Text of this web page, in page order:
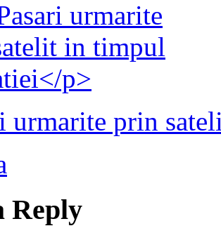
urmarite prin
Reply